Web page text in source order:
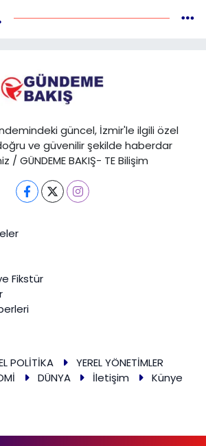
güncel, İzmir'le ilgili özel
ve güvenilir şekilde haberdar
/ GÜNDEME BAKIŞ- TE Bilişim
Fikstür
POLİTİKA
YEREL YÖNETİMLER
DÜNYA İletişim
Künye